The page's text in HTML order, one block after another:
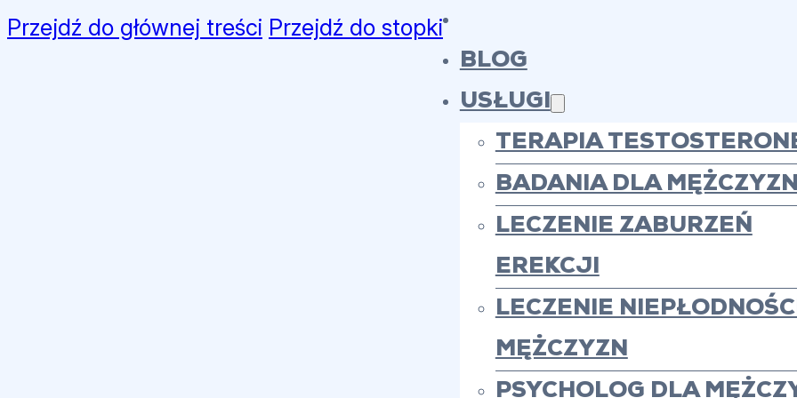
Przejdź do głównej treści Przejdź do stopki
BLOG
USŁUGI
TERAPIA
BADANIA DLA MĘŻCZYZN
LECZENIE ZABURZEŃ
EREKCJI
LECZENIE
MĘŻCZYZN
PSYCHOLOG DLA